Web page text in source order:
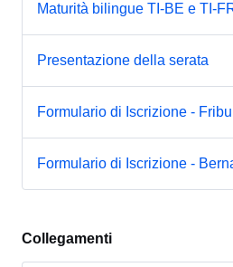
Maturità bilingue TI-BE e TI-
Presentazione della serata
Formulario di Iscrizione -
Formulario di Iscrizione -
Collegamenti